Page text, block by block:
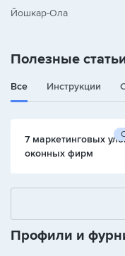
Йошкар-Ола
Полезные
Все Инструкции
7 маркетинговых
оконных фирм
Профили и